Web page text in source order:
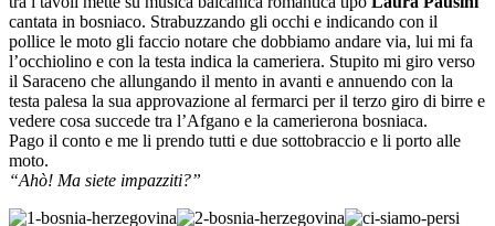
cantata in bosniaco. Strabuzzando gli occhi e indicando con il
pollice le moto gli faccio notare che dobbiamo andare via, lui mi fa
l’occhiolino e con la testa indica la cameriera. Stupito mi giro verso
il Saraceno che allungando il mento in avanti e annuendo con la
testa palesa la sua approvazione al fermarci per il terzo giro di birre e
vedere cosa succede tra l’Afgano e la camerierona bosniaca.
Pago il conto e me li prendo tutti e due sottobraccio e li porto alle
moto.
“Ahò! Ma siete impazziti?”